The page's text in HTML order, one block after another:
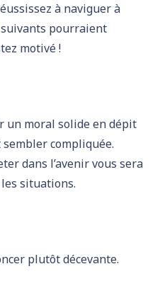
à naviguer à
pourraient
motivé !
un moral solide en dépit
compliquée.
dans l’avenir vous sera
situations.
plutôt décevante.